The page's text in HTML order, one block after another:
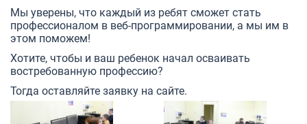
Мы уверены, что каждый из ребят сможет стать
профессионалом в веб-программировании, а мы им в
этом поможем!
Хотите, чтобы и ваш ребенок начал осваивать
востребованную профессию?
Тогда оставляйте заявку на сайте.